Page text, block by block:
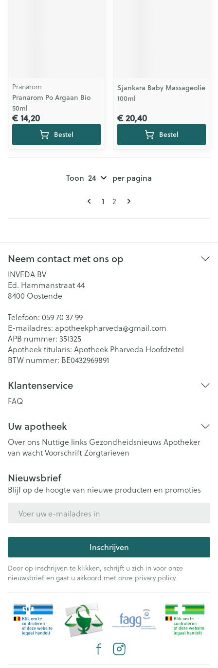
Pranarom
Pranarom Po Argaan Bio
50ml
€ 14,20
Bestel
Sjankara Baby Massageolie
100ml
€ 20,40
Bestel
Pagina's
U lees momenteel pagina
1 Pagina
2
Toon per pagina
Neem contact met ons op
INVEDA BV
Ed. Hammanstraat 44
8400 Oostende
Telefoon: 059 70 37 99
E-mailadres: apotheekpharveda@gmail.com
APB nummer: 351325
Apotheek titularis: Apotheek Pharveda Hoofdzetel
BTW nummer: BE0432969891
Klantenservice
FAQ
Uw apotheek
Over ons Nuttige links Gezondheidsnieuws Apotheker
van wachtVoorschriftZorgtarieven
Nieuwsbrief
Blijf op de hoogte van nieuwe producten en promoties
Inschrijven
Door op inschrijven te klikken, schrijft u zich in voor onze
nieuwsbrief en gaat u akkoord met onze privacy policy.